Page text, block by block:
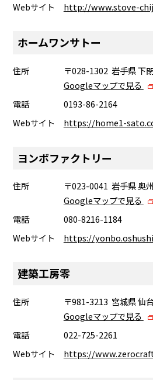
Webサイト
http://www.stove-
ホームワンサトー
住所
〒028-1302 岩手県 下
Googleマップで見る
電話
0193-86-2164
Webサイト
https://home1-
ヨンボファクトリー
住所
〒023-0041 岩手県 奥
Googleマップで見る
電話
080-8216-1184
Webサイト
https://
建築工房零
住所
〒981-3213 宮城県 仙
Googleマップで見る
電話
022-725-2261
Webサイト
https://